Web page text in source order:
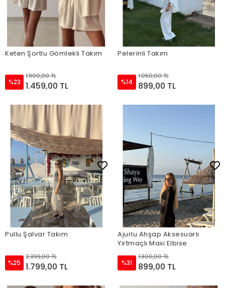
Keten Şortlu Gömlekli Takım
%23
1.900,00 TL
1.459,00 TL
Pelerinli Takım
%14
1.050,00 TL
899,00 TL
Pullu Şalvar Takım
%25
2.399,00 TL
1.799,00 TL
Ajurlu Ahşap Aksesuarlı
Yırtmaçlı Maxi Elbise
%31
1.300,00 TL
899,00 TL